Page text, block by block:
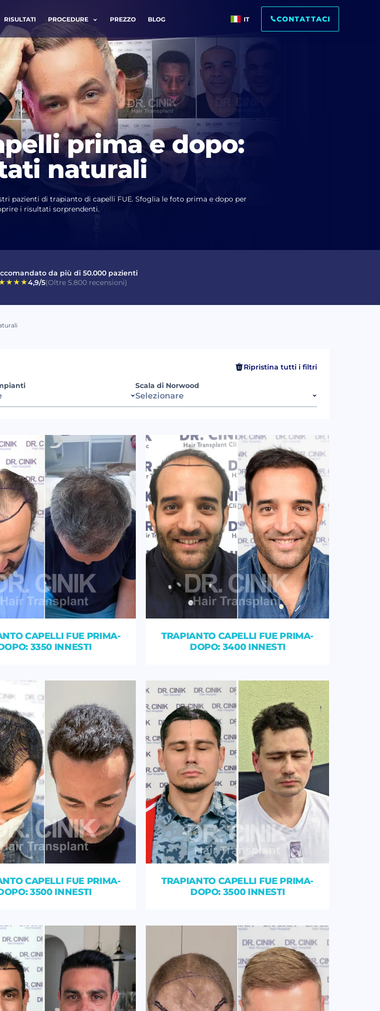
RISULTATI PROCEDURE PREZZO BLOG IT CONTATTACI
Cognome *
Telefono *
prima e dopo:
naturali
pazienti di trapianto di capelli FUE. Sfoglia le foto prima e dopo per
i risultati sorprendenti.
da più di 50.000 pazienti
4,9/5(Oltre 5.800 recensioni)
Ripristina tutti i filtri
Scala di Norwood
Selezionare
CAPELLI FUE PRIMA-
3350 INNESTI
TRAPIANTO CAPELLI FUE PRIMA-
DOPO: 3400 INNESTI
CAPELLI FUE PRIMA-
3500 INNESTI
TRAPIANTO CAPELLI FUE PRIMA-
DOPO: 3500 INNESTI